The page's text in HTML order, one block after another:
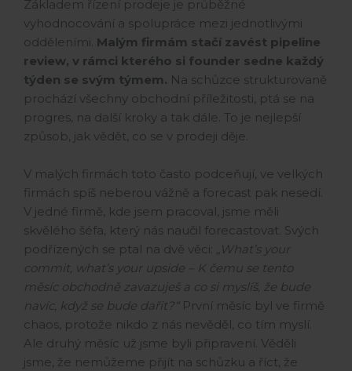
Základem řízení prodeje je průběžné
vyhodnocování a spolupráce mezi jednotlivými
odděleními. Malým firmám stačí zavést pipeline
review, v rámci kterého si founder sedne každý
týden se svým týmem. Na schůzce strukturovaně
prochází všechny obchodní příležitosti, ptá se na
progres, na další kroky a tak dále. To je nejlepší
způsob, jak vědět, co se v prodeji děje.
V malých firmách toto často podceňují, ve velkých
firmách spíš neberou vážně a forecast pak nesedí.
V jedné firmě, kde jsem pracoval, jsme měli
skvělého šéfa, který nás naučil forecastovat. Svých
podřízených se ptal na dvě věci: „What’s your
commit, what’s your upside – K čemu se tento
měsíc obchodně zavazuješ a co si myslíš, že bude
navíc, když se bude dařit?“První měsíc byl ve firmě
chaos, protože nikdo z nás nevěděl, co tím myslí.
Ale druhý měsíc už jsme byli připravení. Věděli
jsme, že nemůžeme přijít na schůzku a říct, že